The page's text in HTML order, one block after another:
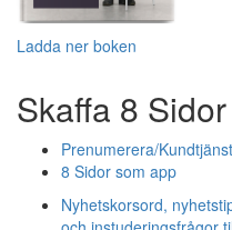
Ladda ner boken
Skaffa 8 Sidor
Prenumerera/Kundtjänst
8 Sidor som app
Nyhetskorsord,